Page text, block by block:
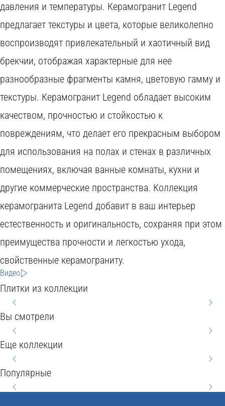
давления и температуры. Керамогранит Legend
предлагает текстуры и цвета, которые великолепно
воспроизводят привлекательный и хаотичный вид
брекчии, отображая характерные для нее
разнообразные фрагменты камня, цветовую гамму и
текстуры. Керамогранит Legend обладает высоким
качеством, прочностью и стойкостью к
повреждениям, что делает его прекрасным выбором
для использования на полах и стенах в различных
помещениях, включая ванные комнаты, кухни и
другие коммерческие пространства. Коллекция
керамогранита Legend добавит в ваш интерьер
естественность и оригинальность, сохраняя при этом
преимущества прочности и легкостью ухода,
свойственные керамограниту.
Видео
Плитки из коллекции
Вы смотрели
Еще коллекции
C
I
Y
S
T
Y
L
E
6
0
H
O
M
E
W
O
D
2
B
E
R
E
G
6
0
x
Популярные
S
E
V
L
L
A
H
A
M
O
N
Y
W
O
O
D
C
O
N
C
E
P
N